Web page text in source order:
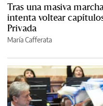
Tras una masiva
intenta voltear
Privada
María Cafferata